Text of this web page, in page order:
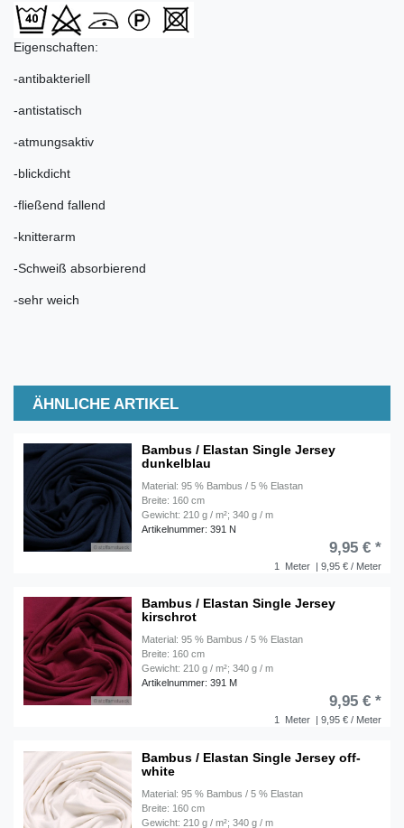
Eigenschaften:
-antibakteriell
-antistatisch
-atmungsaktiv
-blickdicht
-fließend fallend
-knitterarm
-Schweiß absorbierend
-sehr weich
ÄHNLICHE ARTIKEL
Bambus / Elastan Single Jersey
dunkelblau
Material: 95 % Bambus / 5 % Elastan
Breite: 160 cm
Gewicht: 210 g / m²; 340 g / m
Artikelnummer: 391 N
1 Meter | 9,95 € / Meter
9,95 € *
Bambus / Elastan Single Jersey
kirschrot
Material: 95 % Bambus / 5 % Elastan
Breite: 160 cm
Gewicht: 210 g / m²; 340 g / m
Artikelnummer: 391 M
1 Meter | 9,95 € / Meter
9,95 € *
Bambus / Elastan Single Jersey off-
white
Material: 95 % Bambus / 5 % Elastan
Breite: 160 cm
Gewicht: 210 g / m²; 340 g / m